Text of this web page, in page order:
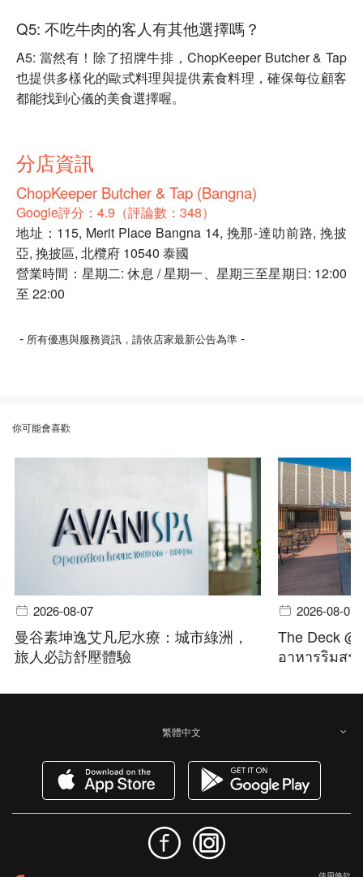
Q5: 不吃牛肉的客人有其他選擇嗎？
A5: 當然有！除了招牌牛排，ChopKeeper Butcher & Tap
也提供多樣化的歐式料理與提供素食料理，確保每位顧客
都能找到心儀的美食選擇喔。
分店資訊
ChopKeeper Butcher & Tap (Bangna)
Google評分：4.9（評論數：348）
地址：115, Merit Place Bangna 14, 挽那-達叻前路, 挽披
亞, 挽披區, 北欖府 10540 泰國
營業時間：星期二: 休息 / 星期一、星期三至星期日: 12:00
至 22:00
- 所有優惠與服務資訊，請依店家最新公告為準 -
你可能會喜歡
2026-08-07
曼谷素坤逸艾凡尼水療：城市綠洲，
旅人必訪舒壓體驗
2026-08-07
The Deck
อาหารริมสร
繁體中文